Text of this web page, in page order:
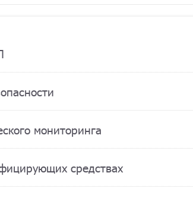
мониторинга
средствах